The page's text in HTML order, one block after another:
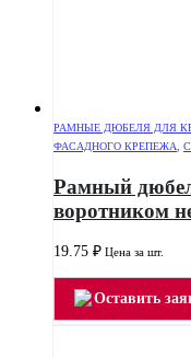
РАМНЫЕ ДЮБЕЛЯ ДЛЯ
ФАСАДНОГО КРЕПЕЖА
Рамный
воротником
19.75 ₽ Цена за шт.
Оставить